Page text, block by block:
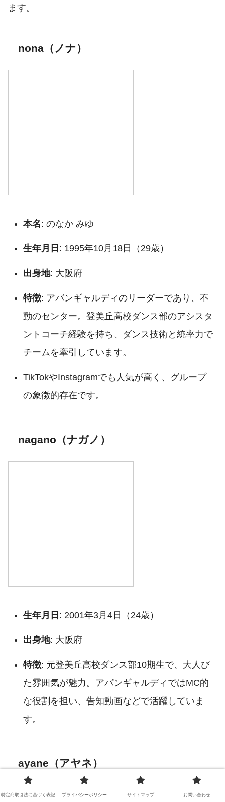
ます。
nona（ノナ）
本名: のなか みゆ
生年月日 : 1995年10月18日（29歳）
出身地: 大阪府
特徴: アバンギャルディのリーダーであり、不
動のセンター。登美丘高校ダンス部のアシスタ
ントコーチ経験を持ち、ダンス技術と統率力で
チームを牽引しています。
TikTokやInstagramでも人気が高く、グループ
の象徴的存在です。
nagano（ナガノ）
生年月日 : 2001年3月4日（24歳）
出身地: 大阪府
特徴: 元登美丘高校ダンス部10期生で、大人び
た雰囲気が魅力。アバンギャルディではMC的
な役割を担い、告知動画などで活躍していま
す。
ayane（アヤネ）
特定商取引法に基づく表記 プライバシーポリシー サイトマップ お問い合わせ